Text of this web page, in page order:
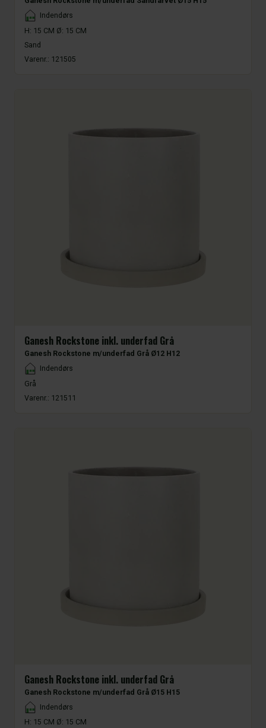
Placement
Indendørs
H: 15 CM Ø: 15 CM
Sand
Varenr.: 121505
Ganesh Rockstone inkl. underfad Grå
Ganesh Rockstone m/underfad Grå Ø12 H12
Placement
Indendørs
Grå
Varenr.: 121511
Ganesh Rockstone inkl. underfad Grå
Ganesh Rockstone m/underfad Grå Ø15 H15
Placement
Indendørs
H: 15 CM Ø: 15 CM